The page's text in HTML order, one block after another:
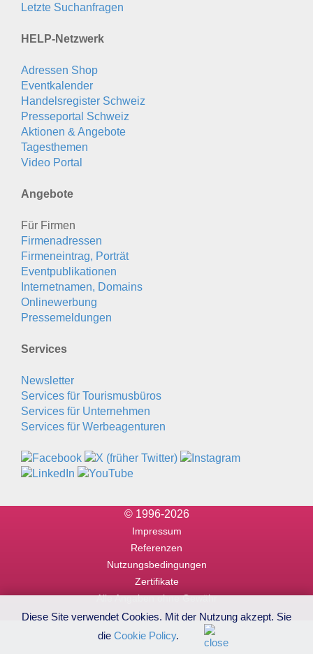
Letzte Suchanfragen
HELP-Netzwerk
Adressen Shop
Eventkalender
Handelsregister Schweiz
Presseportal Schweiz
Aktionen & Angebote
Tagesthemen
Video Portal
Angebote
Für Firmen
Firmenadressen
Firmeneintrag, Porträt
Eventpublikationen
Internetnamen, Domains
Onlinewerbung
Pressemeldungen
Services
Newsletter
Services für Tourismusbüros
Services für Unternehmen
Services für Werbeagenturen
© 1996-2026
Impressum
Referenzen
Nutzungsbedingungen
Zertifikate
Alle Angaben ohne Gewähr
Diese Site verwendet Cookies. Mit der Nutzung akzept. Sie
die Cookie Policy.